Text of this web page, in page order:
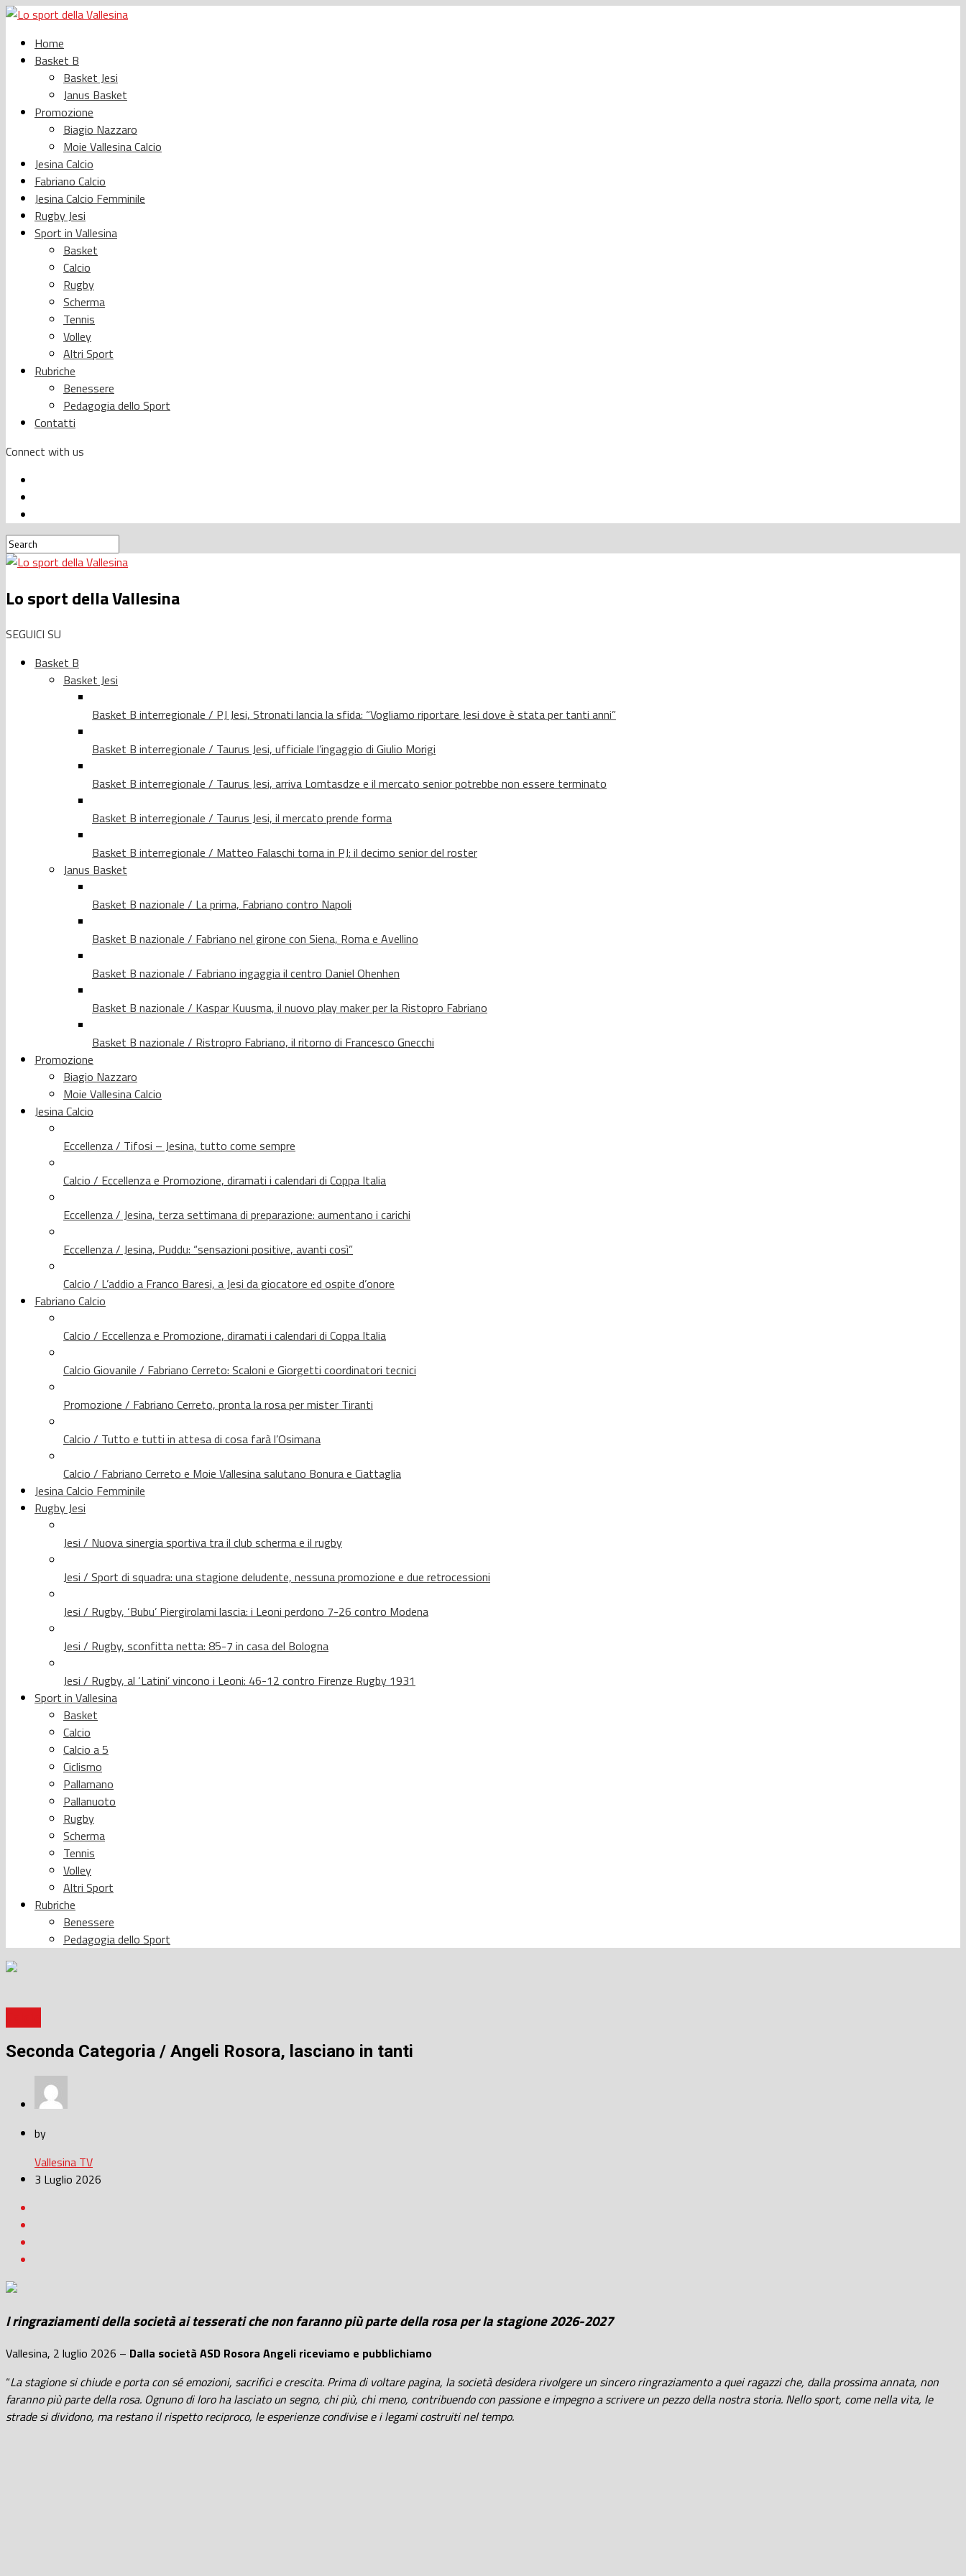
Home
Basket B
Basket Jesi
Janus Basket
Promozione
Biagio Nazzaro
Moie Vallesina Calcio
Jesina Calcio
Fabriano Calcio
Jesina Calcio Femminile
Rugby Jesi
Sport in Vallesina
Basket
Calcio
Rugby
Scherma
Tennis
Volley
Altri Sport
Rubriche
Benessere
Pedagogia dello Sport
Contatti
Connect with us
Lo sport della Vallesina
SEGUICI SU
Basket B
Basket Jesi
Basket B interregionale / PJ Jesi, Stronati lancia la sfida: “Vogliamo riportare Jesi dove è stata per tanti anni”
Basket B interregionale / Taurus Jesi, ufficiale l’ingaggio di Giulio Morigi
Basket B interregionale / Taurus Jesi, arriva Lomtasdze e il mercato senior potrebbe non essere terminato
Basket B interregionale / Taurus Jesi, il mercato prende forma
Basket B interregionale / Matteo Falaschi torna in PJ: il decimo senior del roster
Janus Basket
Basket B nazionale / La prima, Fabriano contro Napoli
Basket B nazionale / Fabriano nel girone con Siena, Roma e Avellino
Basket B nazionale / Fabriano ingaggia il centro Daniel Ohenhen
Basket B nazionale / Kaspar Kuusma, il nuovo play maker per la Ristopro Fabriano
Basket B nazionale / Ristropro Fabriano, il ritorno di Francesco Gnecchi
Promozione
Biagio Nazzaro
Moie Vallesina Calcio
Jesina Calcio
Eccellenza / Tifosi – Jesina, tutto come sempre
Calcio / Eccellenza e Promozione, diramati i calendari di Coppa Italia
Eccellenza / Jesina, terza settimana di preparazione: aumentano i carichi
Eccellenza / Jesina, Puddu: “sensazioni positive, avanti così”
Calcio / L’addio a Franco Baresi, a Jesi da giocatore ed ospite d’onore
Fabriano Calcio
Calcio / Eccellenza e Promozione, diramati i calendari di Coppa Italia
Calcio Giovanile / Fabriano Cerreto: Scaloni e Giorgetti coordinatori tecnici
Promozione / Fabriano Cerreto, pronta la rosa per mister Tiranti
Calcio / Tutto e tutti in attesa di cosa farà l’Osimana
Calcio / Fabriano Cerreto e Moie Vallesina salutano Bonura e Ciattaglia
Jesina Calcio Femminile
Rugby Jesi
Jesi / Nuova sinergia sportiva tra il club scherma e il rugby
Jesi / Sport di squadra: una stagione deludente, nessuna promozione e due retrocessioni
Jesi / Rugby, ‘Bubu’ Piergirolami lascia: i Leoni perdono 7-26 contro Modena
Jesi / Rugby, sconfitta netta: 85-7 in casa del Bologna
Jesi / Rugby, al ‘Latini’ vincono i Leoni: 46-12 contro Firenze Rugby 1931
Sport in Vallesina
Basket
Calcio
Calcio a 5
Ciclismo
Pallamano
Pallanuoto
Rugby
Scherma
Tennis
Volley
Altri Sport
Rubriche
Benessere
Pedagogia dello Sport
Seconda Categoria / Angeli Rosora, lasciano in tanti
by
Vallesina TV
3 Luglio 2026
I ringraziamenti della società ai tesserati che non faranno più parte della rosa per la stagione 2026-2027
Vallesina, 2 luglio 2026 – Dalla società ASD Rosora Angeli riceviamo e pubblichiamo
“La stagione si chiude e porta con sé emozioni, sacrifici e crescita. Prima di voltare pagina, la società desidera rivolgere un sincero ringraziamento a quei ragazzi che, dalla prossima annata, non
faranno più parte della rosa. Ognuno di loro ha lasciato un segno, chi più, chi meno, contribuendo con passione e impegno a scrivere un pezzo della nostra storia. Nello sport, come nella vita, le
strade si dividono, ma restano il rispetto reciproco, le esperienze condivise e i legami costruiti nel tempo.